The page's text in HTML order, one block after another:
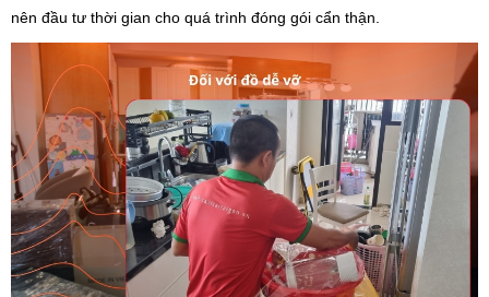
nên đầu tư thời gian cho quá trình đóng gói cẩn thận.